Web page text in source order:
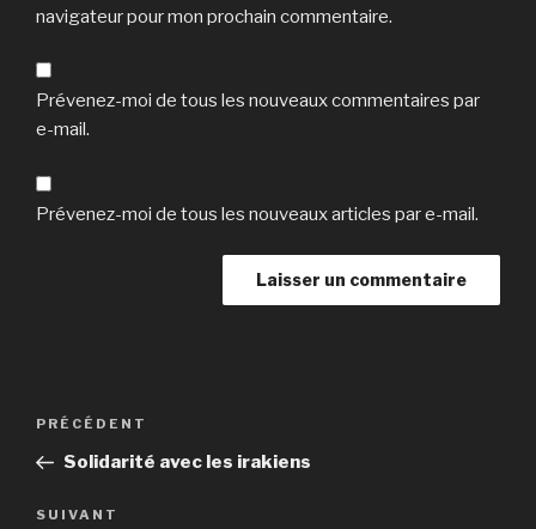
navigateur pour mon prochain commentaire.
Prévenez-moi de tous les nouveaux commentaires par
e-mail.
Prévenez-moi de tous les nouveaux articles par e-mail.
Navigation
l’article
Article
précédent
PRÉCÉDENT
Solidarité avec les irakiens
Article
SUIVANT